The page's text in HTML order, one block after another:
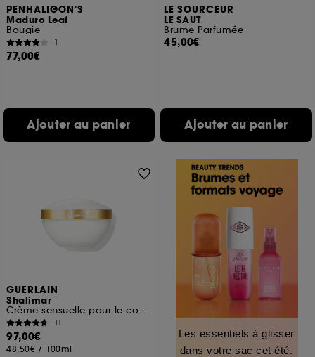
PENHALIGON'S
Maduro Leaf
Bougie
1
77,00€
Ajouter au panier
LE SOURCEUR
LE SAUT
Brume Parfumée
45,00€
Ajouter au panier
GUERLAIN
Shalimar
Crème sensuelle pour le corps
11
97,00€
48,50€ / 100ml
Les essentiels à glisser
dans votre sac cet été.